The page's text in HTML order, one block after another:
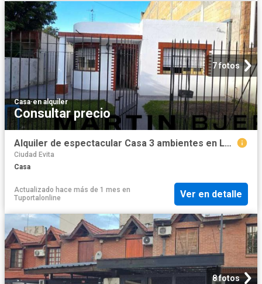
7 fotos
Casa·en alquiler
Consultar precio
Alquiler de espectacular Casa 3 ambientes en La Matanza Ciudad Evita
Ciudad Evita
Casa
Actualizado hace más de 1 mes en
Tuportalonline
Ver en detalle
8 fotos